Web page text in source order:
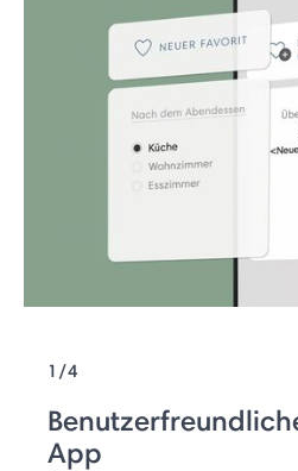
1/4
App